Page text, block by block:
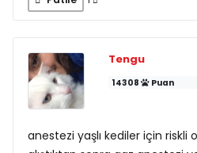
Tengu
14308 Puan
anestezi yaşlı kediler için riskli